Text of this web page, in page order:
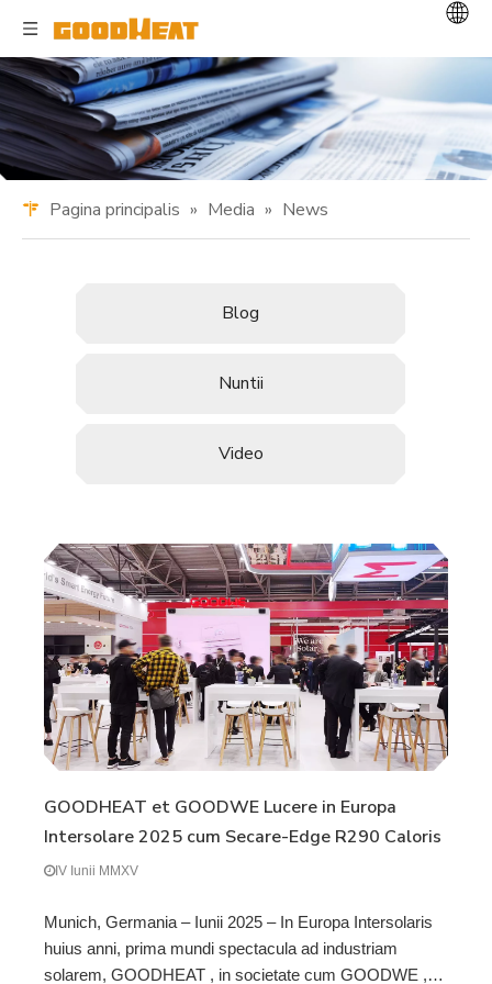
Pagina principalis » Media » News
Blog
Nuntii
Video
GOODHEAT et GOODWE Lucere in Europa
Intersolare 2025 cum Secare-Edge R290 Caloris
Pumps et PV Direct Drive Technology
IV Iunii MMXV
Munich, Germania – Iunii 2025 – In Europa Intersolaris
huius anni, prima mundi spectacula ad industriam
solarem, GOODHEAT , in societate cum GOODWE ,